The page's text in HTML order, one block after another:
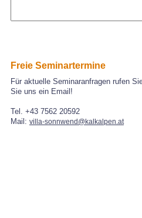
Freie Seminartermine
Für aktuelle Seminaranfragen rufen
Sie uns ein Email!
Tel. +43 7562 20592
Mail: villa-sonnwend@kalkalpen.at